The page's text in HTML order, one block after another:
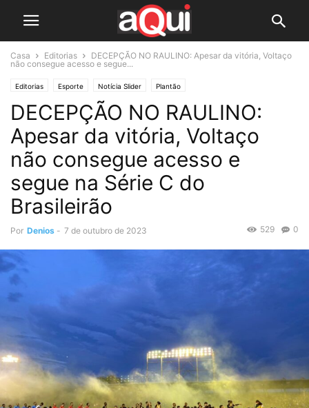
Casa Editorias
DECEPÇÃO NO RAULINO: Apesar da vitória, Voltaço
não consegue acesso e segue...
Editorias Esporte Notícia Slider Plantão
DECEPÇÃO NO RAULINO:
Apesar da vitória, Voltaço
não consegue acesso e
segue na Série C do
Brasileirão
Por Denios - 7 de outubro de 2023 0
529